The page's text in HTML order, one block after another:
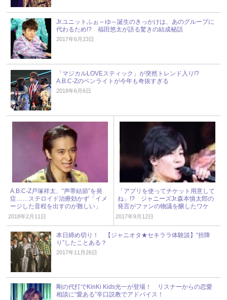
Jr.ユニットふぉ～ゆ～誕生のきっかけは、あのグループに
代わるため!? 福田悠太が語る驚きの結成秘話
2017年6月23日
「マジカルLOVEスティック」が突然トレンド入り!?
A.B.C-Zのペンライトが今年も奇抜すぎる
2018年6月6日
A.B.C-Z戸塚祥太、“声帯結節”を発
症……ステロイド治療効かず「イメ
ージした音程を出すのが難しい」
2018年2月11日
「アプリを使ってチケット用意して
ね」!? ジャニーズJr.森本慎太郎の
発言がファンの物議を醸したワケ
2017年9月12日
本日締め切り！ 【ジャニオタ★セキララ体験談】“担降
り”したことある？
2017年11月26日
剛の代打でKinKi Kids光一が登場！ リスナーからの恋愛
相談に“愛ある”辛口説教でアドバイス！